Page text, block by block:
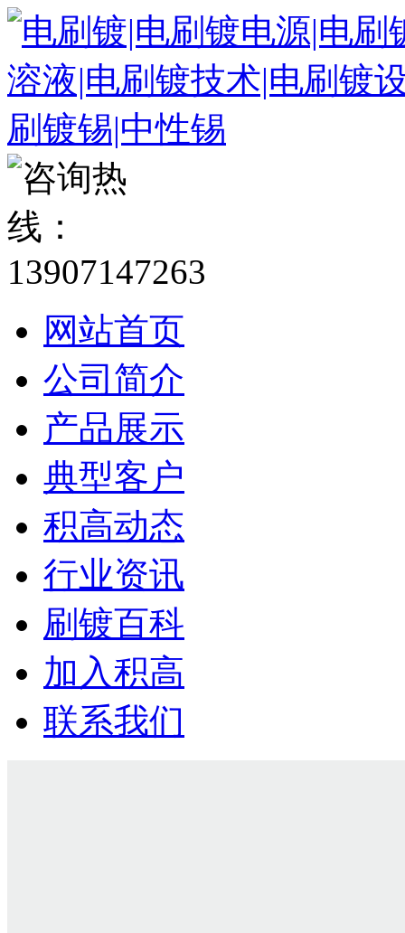
网站首页
公司简介
产品展示
典型客户
积高动态
行业资讯
刷镀百科
加入积高
联系我们